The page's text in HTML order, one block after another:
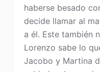
haberse besado
decide llamar al
a él. Este también
Lorenzo sabe lo
Jacobo y Martina